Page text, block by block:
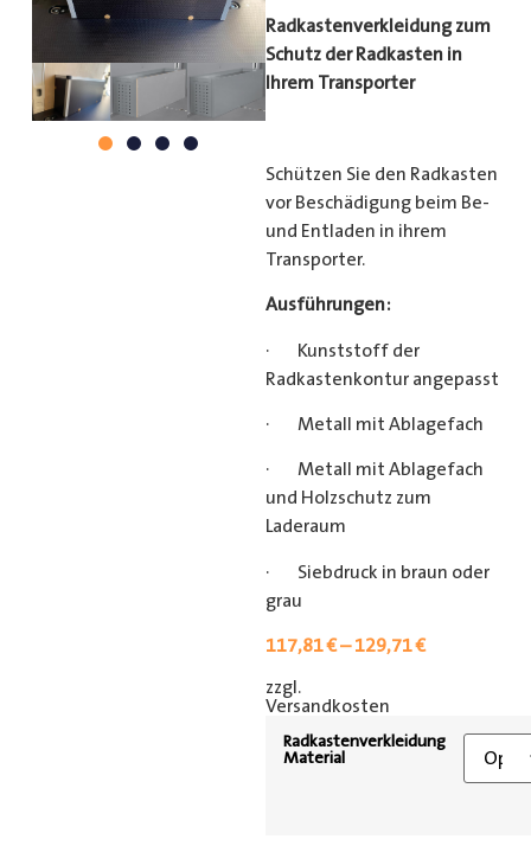
Radkastenverkleidung zum
Schutz der Radkasten in
Ihrem Transporter
Schützen Sie den Radkasten
vor Beschädigung beim Be-
und Entladen in ihrem
Transporter.
Ausführungen:
· Kunststoff der
Radkastenkontur angepasst
· Metall mit Ablagefach
· Metall mit Ablagefach
und Holzschutz zum
Laderaum
· Siebdruck in braun oder
grau
117,81€–129,71€
zzgl.
Versandkosten
Radkastenverkleidung
Material